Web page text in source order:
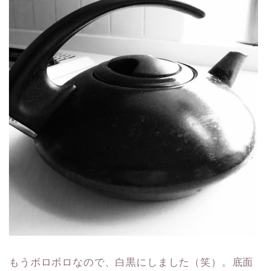
もうボロボロなので、白黒にしました（笑）。底面